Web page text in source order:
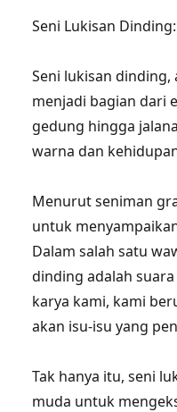
Seni Lukisan
Seni lukisan
menjadi bagian dari
gedung hingga
warna dan
Menurut seniman
untuk
Dalam salah satu
dinding adalah
karya kami, kami
akan isu-isu yang
Tak hanya itu, seni
muda untuk